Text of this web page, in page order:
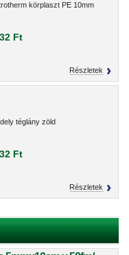
körplaszt PE 10mm
Ft
Részletek
téglány zöld
Ft
Részletek